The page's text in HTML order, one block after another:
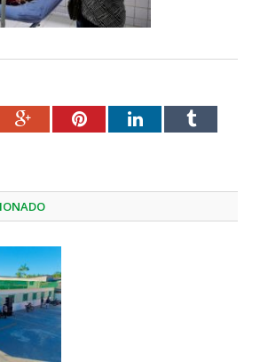
Google+PinterestLinkedInTumblr